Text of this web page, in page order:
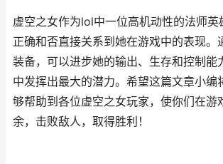
虚空之女作为lol中一位高机动性的法师英
正确和否直接关系到她在游戏中的表现。
装备，可以进步她的输出、生存和控制能
中发挥出最大的潜力。希望这篇文章小编
够帮助到各位虚空之女玩家，使你们在游
余，击败敌人，取得胜利！